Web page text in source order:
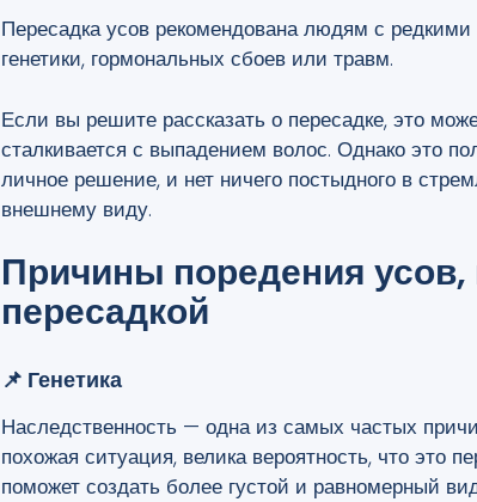
Пересадка усов рекомендована людям с
генетики, гормональных сбоев или травм.
Если вы решите рассказать о пересадке, это
сталкивается с выпадением волос. Однако это
личное решение, и нет ничего постыдного в
внешнему виду.
Причины поредения
пересадкой
📌 Генетика
Наследственность — одна из самых частых
похожая ситуация, велика вероятность, что это
поможет создать более густой и равномерный